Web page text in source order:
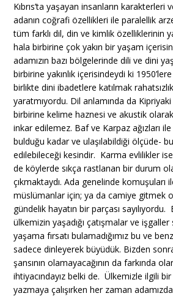
Kıbrıs’ta yaşayan insanların karakterleri
adanın coğrafi özellikleri ile paralellik
tüm farklı dil, din ve kimlik özelliklerinin
hala birbirine çok yakın bir yaşam
adamızın bazı bölgelerinde dili ve dini
birbirine yakınlık içerisindeydi ki
birlikte dini ibadetlere katılmak
yaratmıyordu. Dil anlamında da Kipriyaki
birbirine kelime haznesi ve akustik olarak
inkar edilemez. Baf ve Karpaz ağızları
bulduğu kadar ve ulaşılabildiği ölçüde-
edilebileceği kesindir. Karma evlilikler
de köylerde sıkça rastlanan bir durum
çıkmaktaydı. Ada genelinde komuşuları
müslümanlar için; ya da camiye gitmek
gündelik hayatın bir parçası
ülkemizin yaşadığı çatışmalar ve işgaller
yaşama fırsatı bulamadığımız bu ve
sadece dinleyerek büyüdük. Bizden
şansının olamayacağının da farkında
ihtiyacındayız belki de. Ülkemizle ilgili
yazmaya çalışırken her zaman